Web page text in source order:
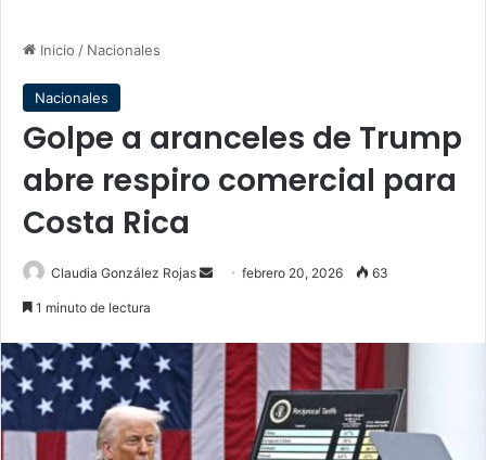
Inicio / Nacionales
Nacionales
Golpe a aranceles de Trump
abre respiro comercial para
Costa Rica
Claudia González Rojas
Sendfebrero 20, 2026 63
1 minuto de lectura